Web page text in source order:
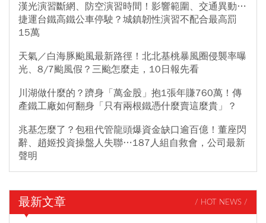
漢光演習斷網、防空演習時間！影響範圍、交通異動…
捷運台鐵高鐵公車停駛？城鎮韌性演習不配合最高罰
15萬
天氣／白海豚颱風最新路徑！北北基桃暴風圈侵襲率曝
光、8/7颱風假？三颱怎麼走，10日報先看
川湖做什麼的？躋身「萬金股」抱1張年賺760萬！傳
產鐵工廠如何翻身「只有兩根鐵憑什麼賣這麼貴」？
兆基怎麼了？包租代管龍頭爆資金缺口逾百億！董座閃
辭、趙姬投資操盤人失聯…187人組自救會，公司最新
聲明
最新文章 / HOT NEWS /